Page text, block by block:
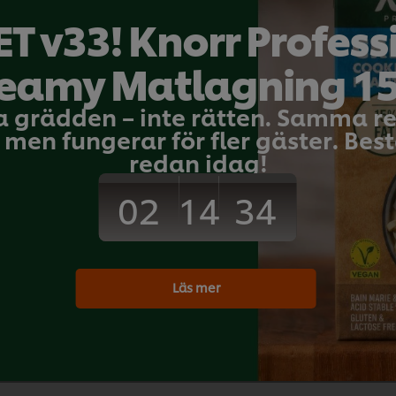
Skala en mogen mango. Använd
Smaka av med vaniljolja.
Desserter
Bli den första
Skicka
v33! Knorr
Matlagning
grädden – inte rätten. Samma
fungerar för fler gäster.
redan idag!
02 14 34
Läs mer